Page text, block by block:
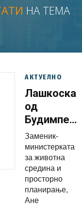
НА ТЕМА
АКТУЕЛНО
Лашкоска
од
за вода и
здравје –
рамка за
и
Заменик-
министерката
за животна
средина и
просторно
планирање,
Ане